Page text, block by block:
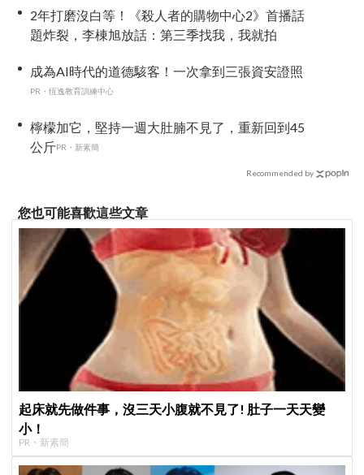
2年打磨沒白等！《殺人者的購物中心2》首播話
題炸裂，李棟旭放話：第三季找我，我就拍
成為AI時代的道德駭客！一次拿到三張資安證照
PR・恆逸教育訓練中心
檸檬加它，堅持一週大肚腩不見了，重新回到45
公斤PR・新素簡
Recommended by
您也可能喜歡這些文章
起床就先做件事，沒三天小腹就不見了! 肚子一天天變
小！
PR・新素簡